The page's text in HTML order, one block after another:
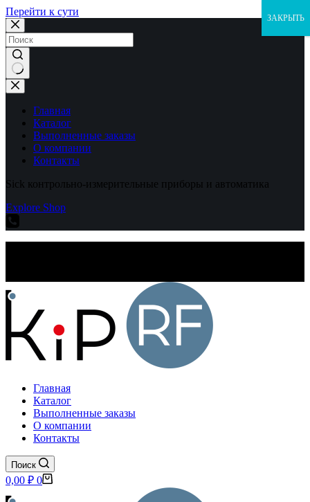
Перейти к сути
Ничего
не
найденоГлавная
Каталог
Выполненные заказы
О компании
Контакты
Sick контрольно-измерительные приборы и автоматика
Explore Shop
Главная
Каталог
Выполненные заказы
О компании
Контакты
Поиск
Корзина
0,00 ₽ 0
ЗАКРЫТЬ